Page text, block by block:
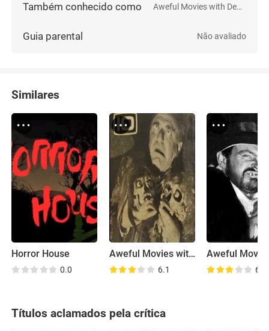
Também conhecido como Aweful Movies with Deadly Earnest
Guia parental Não avaliado
Similares
Horror House
0.0
Aweful Movies with Deadly Earnest
6.1 6.2
Títulos aclamados pela crítica